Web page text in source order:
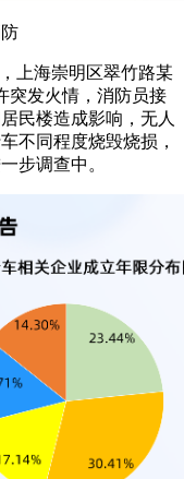
上海崇明区翠竹路某
突发火情，消防员接
民楼造成影响，无人
不同程度烧毁烧损，
步调查中。